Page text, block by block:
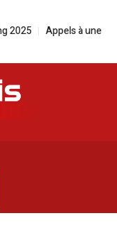
Appels à une action